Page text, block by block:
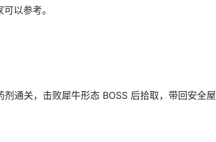
以参考。
通关，击败犀牛形态 BOSS 后拾取，带回安全屋